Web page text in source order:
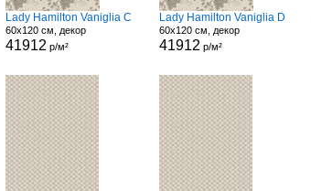
Lady Hamilton Vaniglia C
60x120 см, декор
41912 р/м²
Lady Hamilton Vaniglia D
60x120 см, декор
41912 р/м²